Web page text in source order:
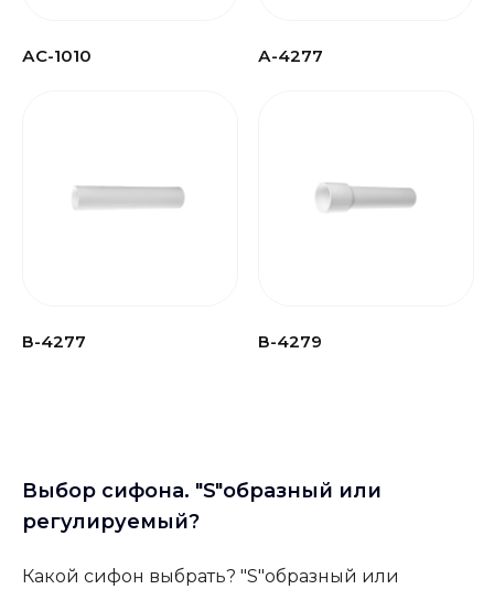
АС-1010 А-4277
В-4277 В-4279
Выбор сифона. "S"образный или
регулируемый?
Какой сифон выбрать? "S"образный или